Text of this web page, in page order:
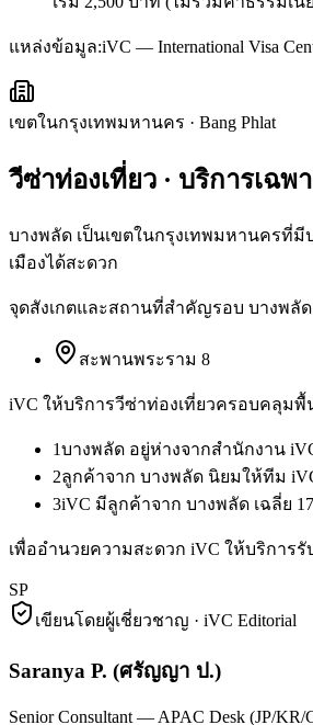
แหล่งข้อมูล:iVC — International Visa
เขตในกรุงเทพมหานคร · Bang Phlat
วีซ่าท่องเที่ยว · บริการเฉพ
บางพลัด เป็นเขตในกรุงเทพมหานครที่
เมืองได้สะดวก
จุดสังเกตและสถานที่สำคัญรอบ บางพลัด
สะพานพระราม 8
iVC ให้บริการวีซ่าท่องเที่ยวครอบคลุมพื้
1บางพลัด อยู่ห่างจากสำนักงาน
2ลูกค้าจาก บางพลัด นิยมให้ทีม
3iVC มีลูกค้าจาก บางพลัด เฉลี่ย
เพื่ออำนวยความสะดวก iVC ให้บริการ
SP
เขียนโดยผู้เชี่ยวชาญ · iVC Editorial
Saranya P. (ศรัญญา ป.)
Senior Consultant — APAC Desk (JP/KR/